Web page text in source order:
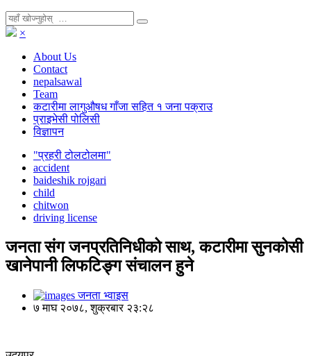
×
About Us
Contact
nepalsawal
Team
कटारीमा लागुऔषध गाँजा सहित १ जना पक्राउ
प्राइभेसी पोलिसी
विज्ञापन
"प्रहरी टोलटोलमा"
accident
baideshik rojgari
child
chitwon
driving license
जनता संग जनप्रतिनिधीको साथ, कटारीमा सुनकोसी
खानेपानी लिफटिङ्ग संचालन हुने
जनता भ्वाइस
७ माघ २०७८, शुक्रबार २३:२८